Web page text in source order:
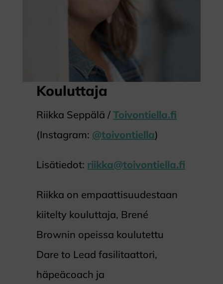
Kouluttaja
Riikka Seppälä /Toivontiella.fi
(Instagram: @toivontiella)
Lisätiedot: riikka@toivontiella.fi
Riikka on empaattisuudestaan
kiitelty kouluttaja, Brené
Brownin opeissa koulutettu
Dare to Lead fasilitaattori,
häpeäcoach ja